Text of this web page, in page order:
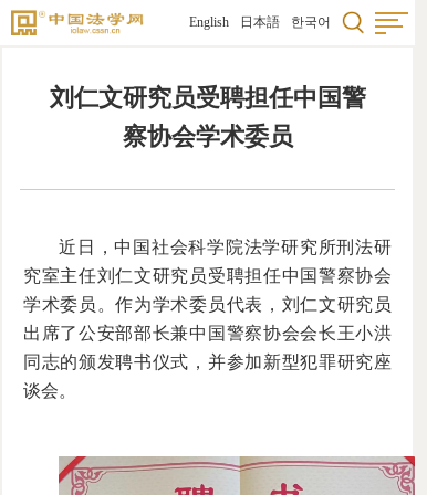
English 日本語 한국어
刘仁文研究员受聘担任中国警
察协会学术委员
近日，中国社会科学院法学研究所刑法研
究室主任刘仁文研究员受聘担任中国警察协会
学术委员。作为学术委员代表，刘仁文研究员
出席了公安部部长兼中国警察协会会长王小洪
同志的颁发聘书仪式，并参加新型犯罪研究座
谈会。